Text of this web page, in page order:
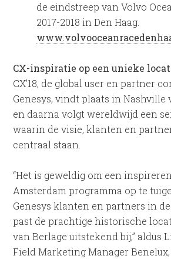
de eindstreep van Volvo
2017-2018 in Den Haag.
CX-inspiratie op een unieke
CX’18, de global user en partner
Genesys, vindt plaats in Nashville
en daarna volgt wereldwijd een
waarin de visie, klanten en
centraal staan.
“Het is geweldig om een
Amsterdam programma op te
Genesys klanten en partners in
past de prachtige historische
van Berlage uitstekend bij,” aldus
Field Marketing Manager